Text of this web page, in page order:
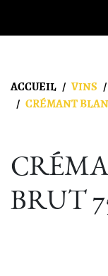
ACCUEIL VINS
CRÉMANT
BRUT